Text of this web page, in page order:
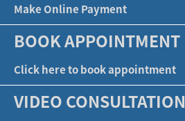
Make Online Payment
BOOK APPOINTMENT
Click here to book appointment
VIDEO CONSULTATION